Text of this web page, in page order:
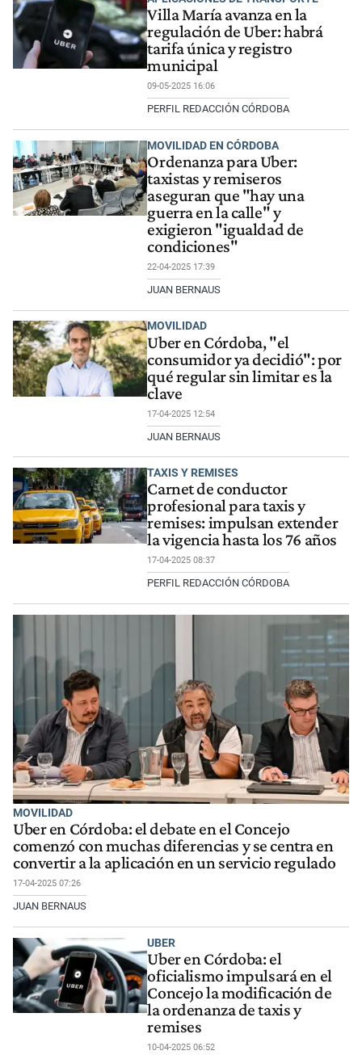
Villa María avanza en la
regulación de Uber: habrá
tarifa única y registro
municipal
09-05-2025 16:06
PERFIL REDACCIÓN CÓRDOBA
MOVILIDAD EN CÓRDOBA
Ordenanza para Uber:
taxistas y remiseros
aseguran que "hay una
guerra en la calle" y
exigieron "igualdad de
condiciones"
22-04-2025 17:39
JUAN BERNAUS
MOVILIDAD
Uber en Córdoba, "el
consumidor ya decidió": por
qué regular sin limitar es la
clave
17-04-2025 12:54
JUAN BERNAUS
TAXIS Y REMISES
Carnet de conductor
profesional para taxis y
remises: impulsan extender
la vigencia hasta los 76 años
17-04-2025 08:37
PERFIL REDACCIÓN CÓRDOBA
MOVILIDAD
Uber en Córdoba: el debate en el Concejo
comenzó con muchas diferencias y se centra en
convertir a la aplicación en un servicio regulado
17-04-2025 07:26
JUAN BERNAUS
UBER
Uber en Córdoba: el
oficialismo impulsará en el
Concejo la modificación de
la ordenanza de taxis y
remises
10-04-2025 06:52